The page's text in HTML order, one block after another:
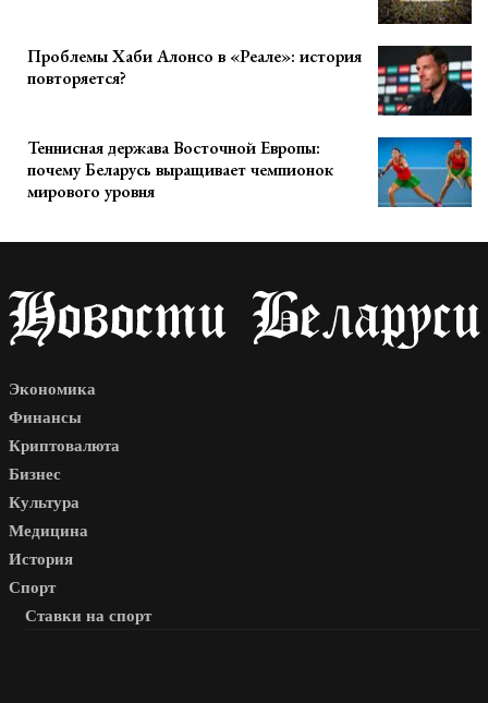
Проблемы Хаби Алонсо в «Реале»: история
повторяется?
Теннисная держава Восточной Европы:
почему Беларусь выращивает чемпионок
мирового уровня
Экономика
Финансы
Криптовалюта
Бизнес
Культура
Медицина
История
Спорт
Ставки на спорт